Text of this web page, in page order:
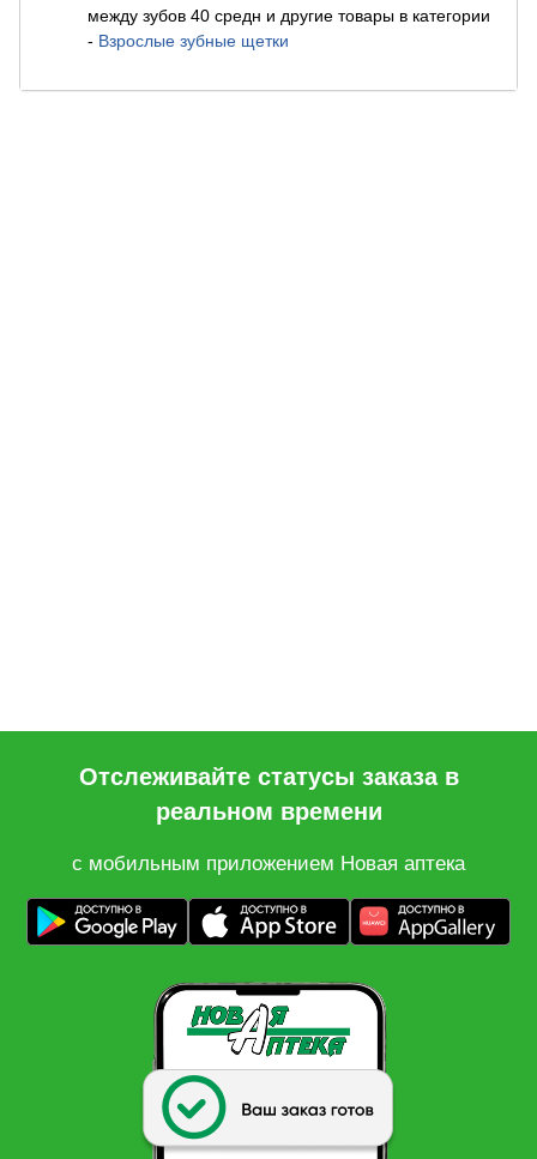
между зубов 40 средн и другие товары в категории
- Взрослые зубные щетки
Отслеживайте статусы заказа в
реальном времени
с мобильным приложением Новая аптека